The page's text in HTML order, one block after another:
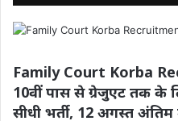
Family Court Korba
10वीं पास से ग्रेजुएट तक के
सीधी भर्ती, 12 अगस्त अंतिम